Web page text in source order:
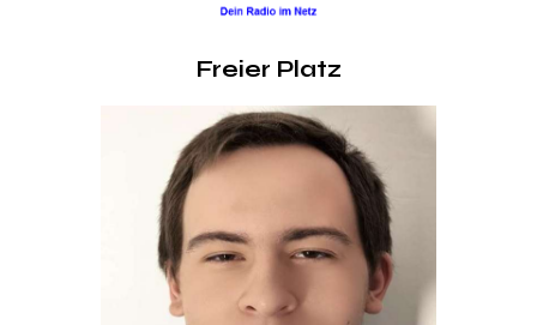
Freier Platz